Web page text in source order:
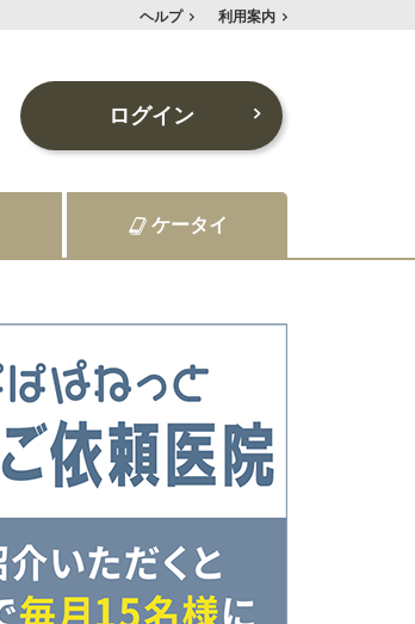
ヘルプ 利用案内
ログイン
ケータイ